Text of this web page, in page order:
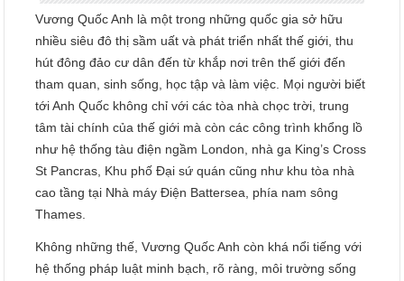
Vương Quốc Anh là một trong những quốc gia sở hữu
nhiều siêu đô thị sầm uất và phát triển nhất thế giới, thu
hút đông đảo cư dân đến từ khắp nơi trên thế giới đến
tham quan, sinh sống, học tập và làm việc. Mọi người biết
tới Anh Quốc không chỉ với các tòa nhà chọc trời, trung
tâm tài chính của thế giới mà còn các công trình khổng lồ
như hệ thống tàu điện ngầm London, nhà ga King’s Cross
St Pancras, Khu phố Đại sứ quán cũng như khu tòa nhà
cao tầng tại Nhà máy Điện Battersea, phía nam sông
Thames.
Không những thế, Vương Quốc Anh còn khá nổi tiếng với
hệ thống pháp luật minh bạch, rõ ràng, môi trường sống